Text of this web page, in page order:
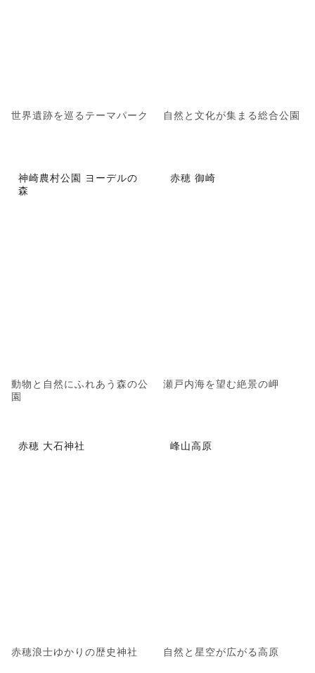
世界遺跡を巡るテーマパーク 自然と文化が集まる総合公園
神崎農村公園 ヨーデルの
森
動物と自然にふれあう森の公
園
赤穂 御崎
瀬戸内海を望む絶景の岬
赤穂 大石神社
赤穂浪士ゆかりの歴史神社
峰山高原
自然と星空が広がる高原